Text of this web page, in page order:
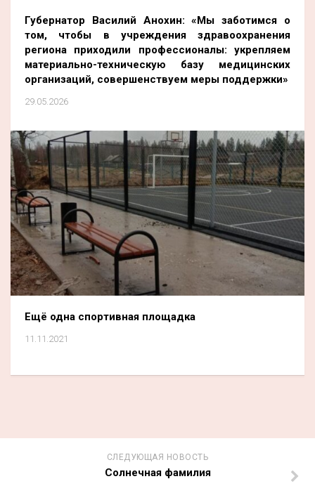
Губернатор Василий Анохин: «Мы заботимся о
том, чтобы в учреждения здравоохранения
региона приходили профессионалы: укрепляем
материально-техническую базу медицинских
организаций, совершенствуем меры поддержки»
29.05.2026
Ещё одна спортивная площадка
11.11.2021
СЛЕДУЮЩАЯ НОВОСТЬ
Солнечная фамилия